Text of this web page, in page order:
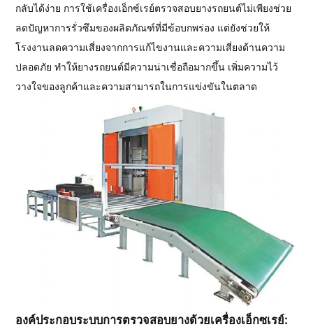
กลับได้ง่าย การใช้เครื่องเอ็กซ์เรย์ตรวจสอบยางรถยนต์ไม่เพียงช่วย
ลดปัญหาการรั่วซึมของผลิตภัณฑ์ที่มีข้อบกพร่อง แต่ยังช่วยให้
โรงงานลดความเสี่ยงจากการแก้ไขงานและความเสี่ยงด้านความ
ปลอดภัย ทำให้ยางรถยนต์มีความน่าเชื่อถือมากขึ้น เพิ่มความไว้
วางใจของลูกค้าและความสามารถในการแข่งขันในตลาด
องค์ประกอบระบบการตรวจสอบยางด้วยเครื่องเอ็กซเรย์: